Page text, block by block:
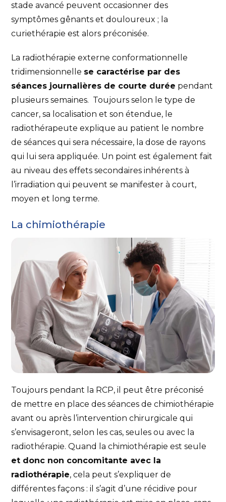
stade avancé peuvent occasionner des
symptômes gênants et douloureux ; la
curiethérapie est alors préconisée.
La radiothérapie externe conformationnelle
tridimensionnelle se caractérise par des
séances journalières de courte durée pendant
plusieurs semaines. Toujours selon le type de
cancer, sa localisation et son étendue, le
radiothérapeute explique au patient le nombre
de séances qui sera nécessaire, la dose de rayons
qui lui sera appliquée. Un point est également fait
au niveau des effets secondaires inhérents à
l’irradiation qui peuvent se manifester à court,
moyen et long terme.
La chimiothérapie
Toujours pendant la RCP, il peut être préconisé
de mettre en place des séances de chimiothérapie
avant ou après l’intervention chirurgicale qui
s’envisageront, selon les cas, seules ou avec la
radiothérapie. Quand la chimiothérapie est seule
et donc non concomitante avec la
radiothérapie, cela peut s’expliquer de
différentes façons : il s’agit d’une récidive pour